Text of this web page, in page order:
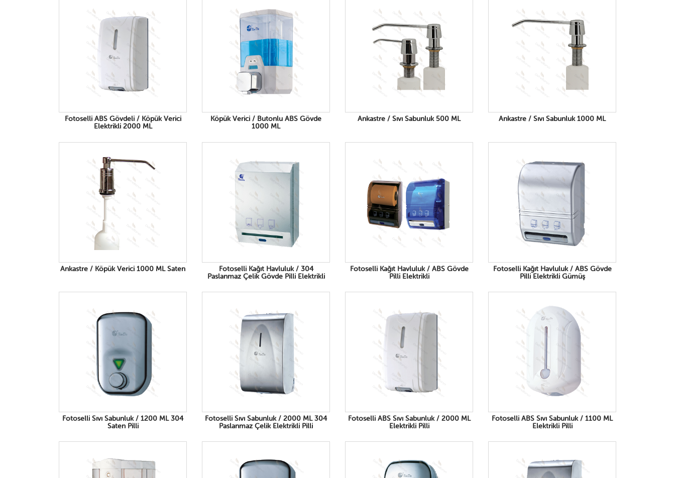
Fotoselli ABS Gövdeli / Köpük Verici
Elektrikli 2000 ML
Köpük Verici / Butonlu ABS Gövde
1000 ML
Ankastre / Sıvı Sabunluk 500 ML Ankastre / Sıvı Sabunluk 1000 ML
Ankastre / Köpük Verici 1000 ML Saten
Fotoselli Kağıt Havluluk / 304
Paslanmaz Çelik Gövde Pilli Elektrikli
Fotoselli Kağıt Havluluk / ABS Gövde
Pilli Elektrikli
Fotoselli Kağıt Havluluk / ABS Gövde
Pilli Elektrikli Gümüş
Fotoselli Sıvı Sabunluk / 1200 ML 304
Saten Pilli
Fotoselli Sıvı Sabunluk / 2000 ML 304
Paslanmaz Çelik Elektrikli Pilli
Fotoselli ABS Sıvı Sabunluk / 2000 ML
Elektrikli Pilli
Fotoselli ABS Sıvı Sabunluk / 1100 ML
Elektrikli Pilli